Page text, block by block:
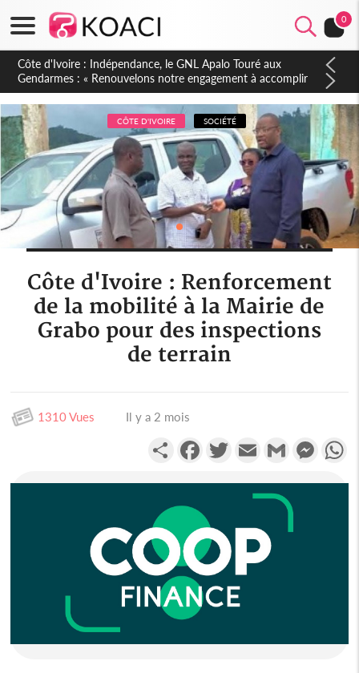
0
Sierra Leone : Un projet de réforme constitutionnelle en
gestation, points clés des amendements, un exclu d'avance
CÔTE D'IVOIRE SOCIÉTÉ
Côte d'Ivoire : Renforcement
de la mobilité à la Mairie de
Grabo pour des inspections
de terrain
1310 Vues Il y a 2 mois
PartagerFacebookTwitterEmail Gmail